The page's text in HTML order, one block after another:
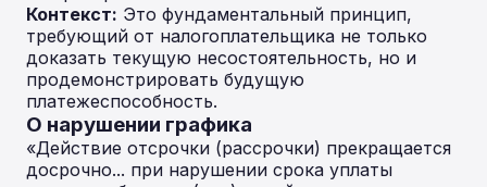
Контекст: Это фундаментальный принцип,
требующий от налогоплательщика не только
доказать текущую несостоятельность, но и
продемонстрировать будущую
платежеспособность.
О нарушении графика
«Действие отсрочки (рассрочки) прекращается
досрочно... при нарушении срока уплаты